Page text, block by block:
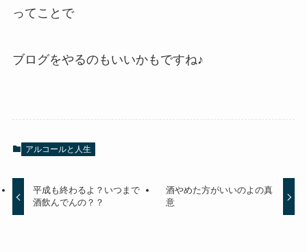
ってことで
ブログをやるのもいいかもですね♪
アルコールと人生
平成も終わるよ？いつまで
酒飲んでんの？？
酒やめた方がいいのよの真
意